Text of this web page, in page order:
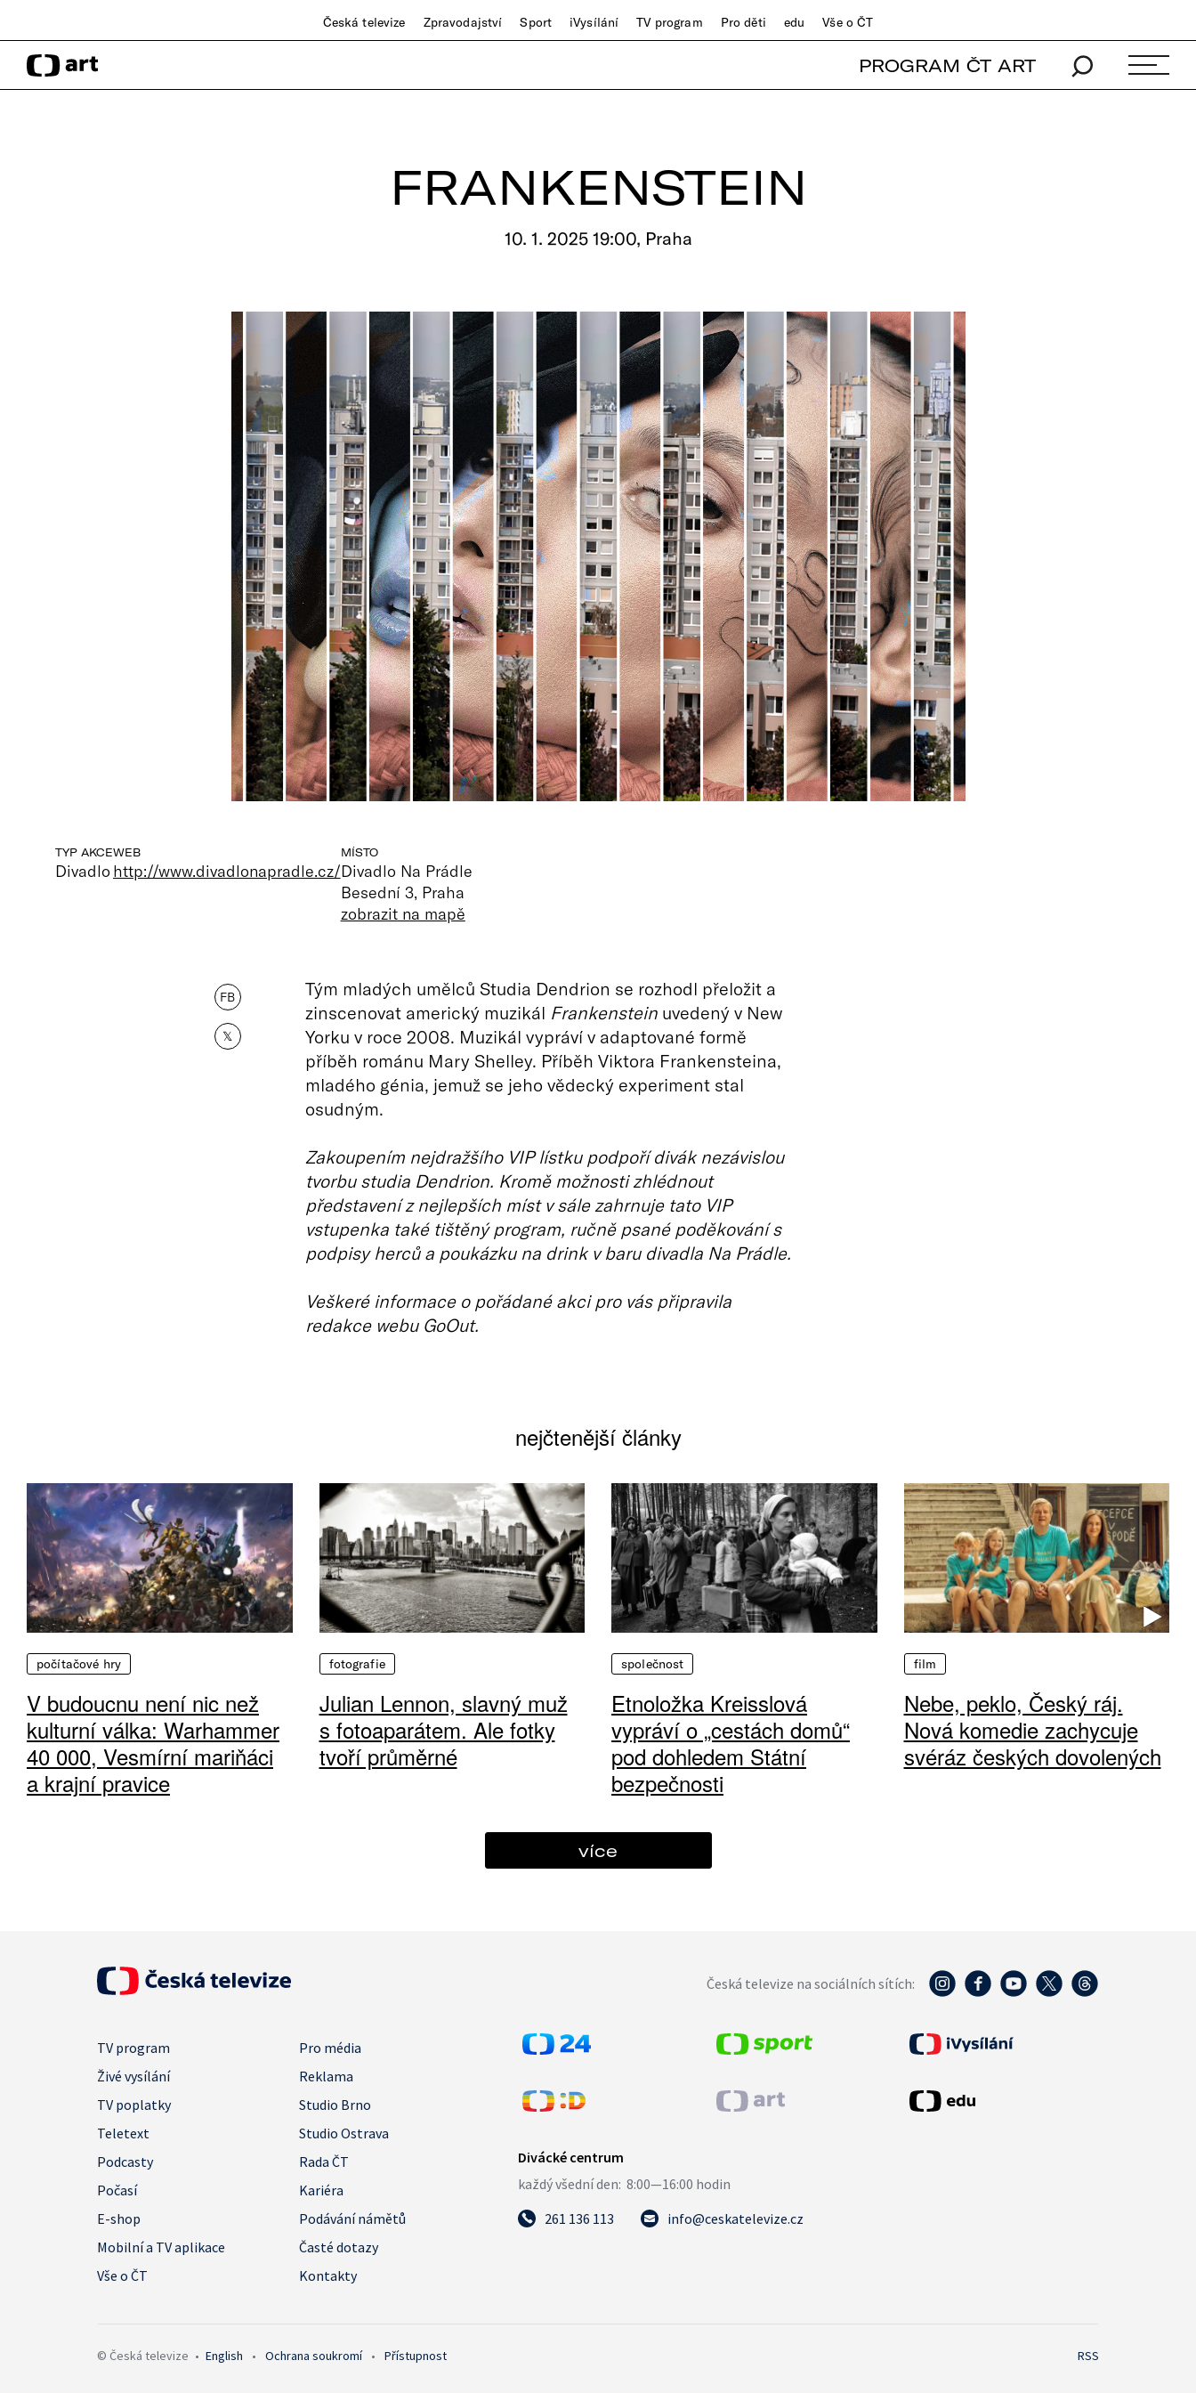
Česká televize Zpravodajství Sport iVysílání TV program Pro děti edu Vše o ČT
PROGRAM ČT ART
FRANKENSTEIN
10. 1. 2025 19:00, Praha
TYP AKCE
Divadlo
WEB
http://www.divadlonapradle.cz/
MÍSTO
Divadlo Na Prádle
Besední 3, Praha
zobrazit na mapě
FB
𝕏
Tým mladých umělců Studia Dendrion se rozhodl přeložit a
zinscenovat americký muzikál Frankensteinuvedený v New
Yorku v roce 2008. Muzikál vypráví v adaptované formě
příběh románu Mary Shelley. Příběh Viktora Frankensteina,
mladého génia, jemuž se jeho vědecký experiment stal
osudným.
Zakoupením nejdražšího VIP lístku podpoří divák nezávislou
tvorbu studia Dendrion. Kromě možnosti zhlédnout
představení z nejlepších míst v sále zahrnuje tato VIP
vstupenka také tištěný program, ručně psané poděkování s
podpisy herců a poukázku na drink v baru divadla Na Prádle.
Veškeré informace o pořádané akci pro vás připravila
redakce webu GoOut.
nejčtenější články
počítačové hry
V budoucnu není nic než
kulturní válka: Warhammer
40 000, Vesmírní mariňáci
a krajní pravice
fotografie
Julian Lennon, slavný muž
s fotoaparátem. Ale fotky
tvoří průměrné
společnost
Etnoložka Kreisslová
vypráví o „cestách domů“
pod dohledem Státní
bezpečnosti
film
Nebe, peklo, Český ráj.
Nová komedie zachycuje
svéráz českých dovolených
více
Česká televize na sociálních sítích:
TV program
Pro média
Živé vysílání
Reklama
TV poplatky
Studio Brno
Teletext
Studio Ostrava
Podcasty
Rada ČT
Počasí
Kariéra
E-shop
Podávání námětů
Mobilní a TV aplikace
Časté dotazy
Vše o ČT
Kontakty
261 136 113 info@ceskatelevize.cz
© Česká televize • English • Ochrana soukromí • Přístupnost RSS